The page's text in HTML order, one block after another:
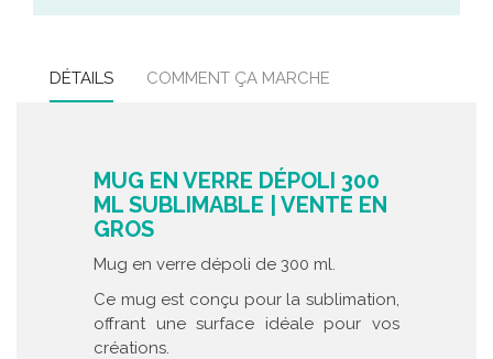
DÉTAILS COMMENT ÇA MARCHE
MUG EN VERRE DÉPOLI 300
ML SUBLIMABLE | VENTE EN
GROS
Mug en verre dépoli de 300 ml.
Ce mug est conçu pour la sublimation,
offrant une surface idéale pour vos
créations.